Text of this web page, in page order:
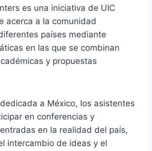
es una iniciativa de UIC
acerca a la comunidad
países mediante
en las que se combinan
y propuestas
a México, los asistentes
en conferencias y
en la realidad del país,
intercambio de ideas y el